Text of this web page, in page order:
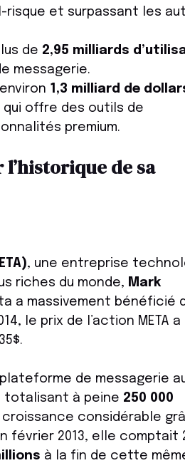
risque et surpassant les
de 2,95 milliards
messagerie.
1,3 milliard de
qui offre des outils de
premium.
de sa
, une entreprise
riches du monde, Mark
a massivement bénéficié
le prix de l’action META a
de messagerie
totalisant à peine 250 000
croissance considérable
février 2013, elle comptait
à la fin de cette